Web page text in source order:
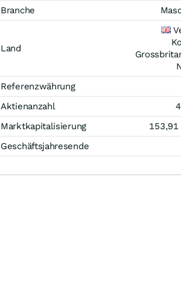
Branche
Land
Referenzwährung
Aktienanzahl
Marktkapitalisierung
153,91
Geschäftsjahresende